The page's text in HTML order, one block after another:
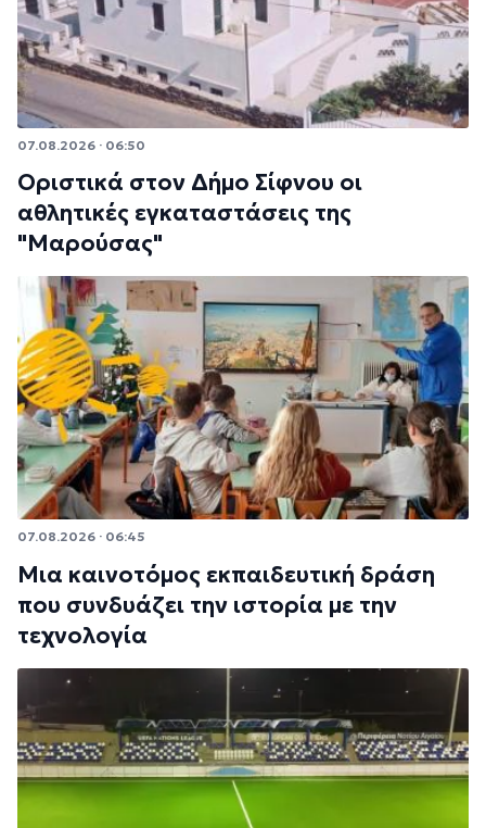
07.08.2026 · 06:50
Οριστικά στον Δήμο Σίφνου οι
αθλητικές εγκαταστάσεις της
"Μαρούσας"
07.08.2026 · 06:45
Μια καινοτόμος εκπαιδευτική δράση
που συνδυάζει την ιστορία με την
τεχνολογία